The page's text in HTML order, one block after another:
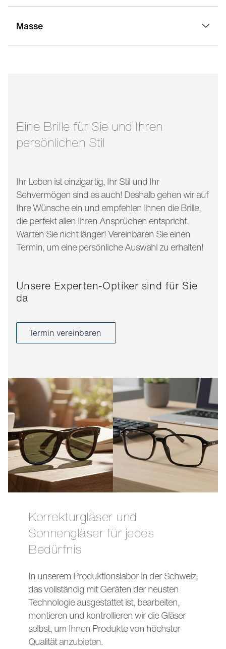
Masse
Eine Brille für Sie und Ihren
persönlichen Stil
Ihr Leben ist einzigartig, Ihr Stil und Ihr
Sehvermögen sind es auch! Deshalb gehen wir auf
Ihre Wünsche ein und empfehlen Ihnen die Brille,
die perfekt allen Ihren Ansprüchen entspricht.
Warten Sie nicht länger! Vereinbaren Sie einen
Termin, um eine persönliche Auswahl zu erhalten!
Unsere Experten-Optiker sind für Sie
da
Termin vereinbaren
Korrekturgläser und
Sonnengläser für jedes
Bedürfnis
In unserem Produktionslabor in der Schweiz,
das vollständig mit Geräten der neusten
Technologie ausgestattet ist, bearbeiten,
montieren und kontrollieren wir die Gläser
selbst, um Ihnen Produkte von höchster
Qualität anzubieten.